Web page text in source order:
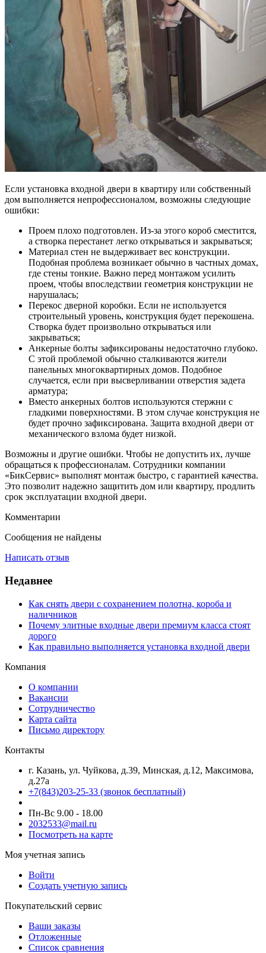
Если установка входной двери в квартиру или собственный
дом выполняется непрофессионалом, возможны следующие
ошибки:
Проем плохо подготовлен. Из-за этого короб сместится,
а створка перестанет легко открываться и закрываться;
Материал стен не выдерживает вес конструкции.
Подобная проблема возникает обычно в частных домах,
где стены тонкие. Важно перед монтажом усилить
проем, чтобы впоследствии геометрия конструкции не
нарушалась;
Перекос дверной коробки. Если не используется
строительный уровень, конструкция будет перекошена.
Створка будет произвольно открываться или
закрываться;
Анкерные болты зафиксированы недостаточно глубоко.
С этой проблемой обычно сталкиваются жители
панельных многоквартирных домов. Подобное
случается, если при высверливании отверстия задета
арматура;
Вместо анкерных болтов используются стержни с
гладкими поверхностями. В этом случае конструкция не
будет прочно зафиксирована. Защита входной двери от
механического взлома будет низкой.
Возможны и другие ошибки. Чтобы не допустить их, лучше
обращаться к профессионалам. Сотрудники компании
«БикСервис» выполнят монтаж быстро, с гарантией качества.
Это позволит надежно защитить дом или квартиру, продлить
срок эксплуатации входной двери.
Комментарии
Сообщения не найдены
Написать отзыв
Недавнее
Как снять двери с сохранением полотна, короба и
наличников
Почему элитные входные двери премиум класса стоят
дорого
Как правильно выполняется установка входной двери
Компания
О компании
Вакансии
Сотрудничество
Карта сайта
Письмо директору
Контакты
г. Казань, ул. Чуйкова, д.39, Минская, д.12, Максимова,
д.27а
+7(843)203-25-33 (звонок бесплатный)
Пн-Вс 9.00 - 18.00
2032533@mail.ru
Посмотреть на карте
Моя учетная запись
Войти
Создать учетную запись
Покупательский сервис
Ваши заказы
Отложенные
Список сравнения